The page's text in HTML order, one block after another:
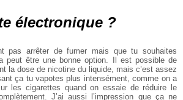
électronique ?
pas arrêter de fumer mais que tu souhaites
peut être une bonne option. Il est possible de
la dose de nicotine du liquide, mais c’est assez
ça tu vapotes plus intensément, comme on a
les cigarettes quand on essaie de réduire le
J’ai aussi l’impression que ça ne